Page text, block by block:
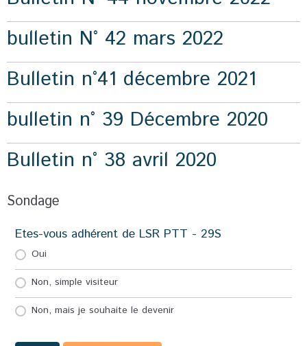
bulletin N° 42 mars 2022
Bulletin n°41 décembre 2021
bulletin n° 39 Décembre 2020
Bulletin n° 38 avril 2020
Sondage
Etes-vous adhérent de LSR PTT - 29S
Oui
Non, simple visiteur
Non, mais je souhaite le devenir